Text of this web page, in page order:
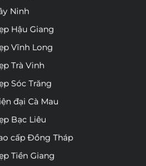
Ninh
Hậu Giang
Vĩnh Long
Trà Vinh
Sóc Trăng
đại Cà Mau
Bạc Liêu
cấp Đồng Tháp
Tiền Giang